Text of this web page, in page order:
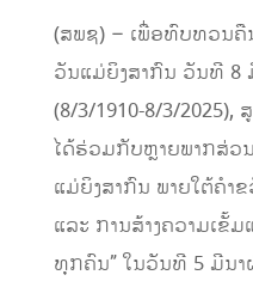
(ສພຊ) – ເພື່ອທົບທວນຄື
ວັນແມ່ຍິງສາກົນ ວັນທີ 8
(8/3/1910-8/3/2025),
ໄດ້ຮ່ວມກັບຫຼາຍພາກສ່ວ
ແມ່ຍິງສາກົນ ພາຍໃຕ້ຄຳ
ແລະ ການສ້າງຄວາມເຂັ້
ທຸກຄົນ” ໃນວັນທີ 5 ມີນາ